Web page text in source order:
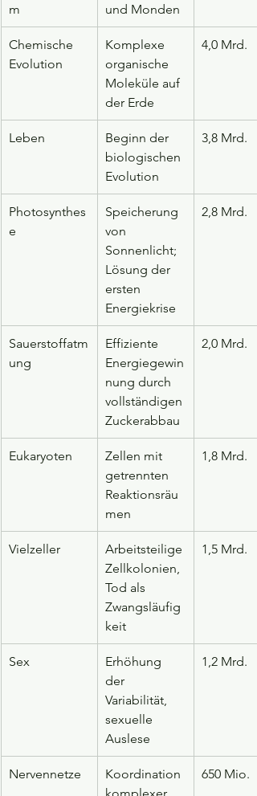
m
und Monden
Chemische
Evolution
Komplexe
organische
Moleküle auf
der Erde
4,0 Mrd.
Leben
Beginn der
biologischen
Evolution
3,8 Mrd.
Photosynthes
e
Speicherung
von
Sonnenlicht;
Lösung der
ersten
Energiekrise
2,8 Mrd.
Sauerstoffatm
ung
Effiziente
Energiegewin
nung durch
vollständigen
Zuckerabbau
2,0 Mrd.
Eukaryoten
Zellen mit
getrennten
Reaktionsräu
men
1,8 Mrd.
Vielzeller
Arbeitsteilige
Zellkolonien,
Tod als
Zwangsläufig
keit
1,5 Mrd.
Sex
Erhöhung
der
Variabilität,
sexuelle
Auslese
1,2 Mrd.
Nervennetze
Koordination
650 Mio.